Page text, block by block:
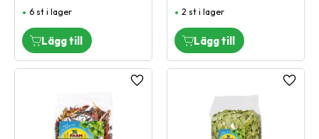
6 st i lager 2 st i lager
Lägg till i favoriter Lägg